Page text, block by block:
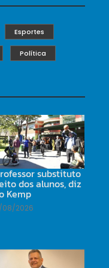
Esportes
Política
substituto
dos alunos, diz
Kemp
08/2026